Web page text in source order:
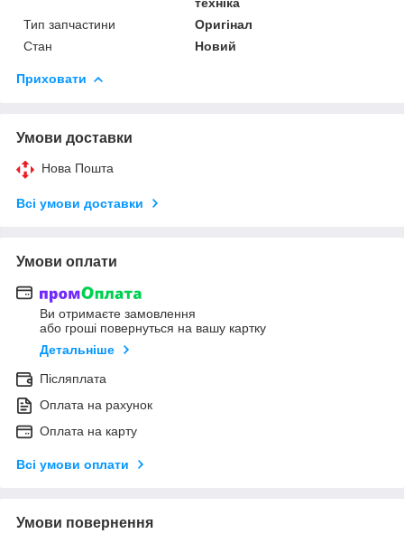
Тип запчастини
Оригінал
Стан
Новий
Приховати
Умови доставки
Нова Пошта
Всі умови доставки
Умови оплати
Ви отримаєте замовлення
або гроші повернуться на вашу картку
Детальніше
Післяплата
Оплата на рахунок
Оплата на карту
Всі умови оплати
Умови повернення